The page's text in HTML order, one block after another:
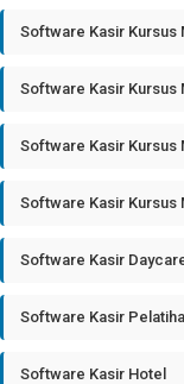
Software Kasir Kursus
Software Kasir Kursus
Software Kasir Kursus
Software Kasir Kursus
Software Kasir
Software Kasir
Software Kasir Hotel